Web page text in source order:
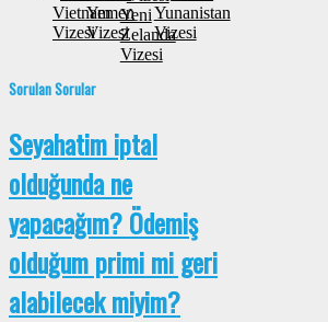
Vietnam
Vizesi
Yemen
Vizesi
Yeni
Zelanda
Vizesi
Yunanistan
Vizesi
Sorulan Sorular
Seyahatim iptal
olduğunda ne
yapacağım? Ödemiş
olduğum primi mi geri
alabilecek miyim?